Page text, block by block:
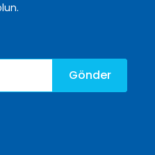
Gönder